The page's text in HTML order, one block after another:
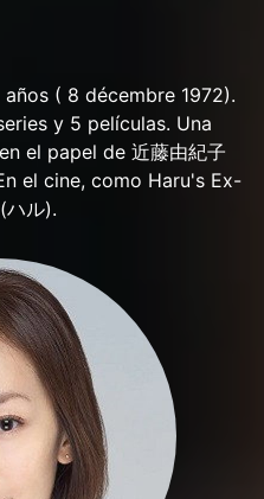
( 8 décembre 1972).
y 5 películas. Una
el papel de 近藤由紀子
el cine, como Haru's Ex-
ル).